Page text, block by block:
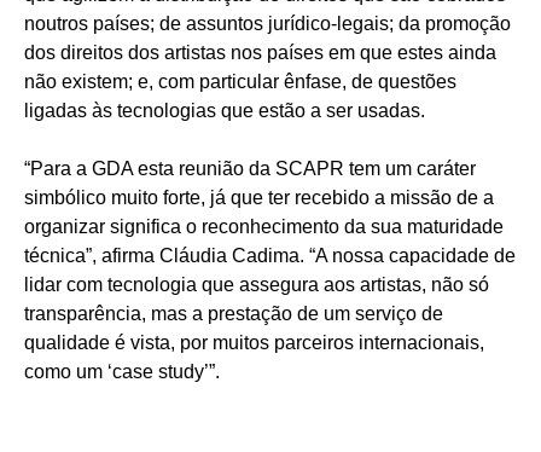
noutros países; de assuntos jurídico-legais; da promoção
dos direitos dos artistas nos países em que estes ainda
não existem; e, com particular ênfase, de questões
ligadas às tecnologias que estão a ser usadas.
“Para a GDA esta reunião da SCAPR tem um caráter
simbólico muito forte, já que ter recebido a missão de a
organizar significa o reconhecimento da sua maturidade
técnica”, afirma Cláudia Cadima. “A nossa capacidade de
lidar com tecnologia que assegura aos artistas, não só
transparência, mas a prestação de um serviço de
qualidade é vista, por muitos parceiros internacionais,
como um ‘case study’”.